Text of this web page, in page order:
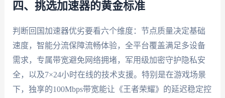
四、挑选加速器的黄金标准
判断回国加速器优劣要看六个维度：节点质量决定基础
速度，智能分流保障流畅体验，全平台覆盖满足多设备
需求，专属带宽避免网络拥堵，军用级加密守护隐私安
全，以及7×24小时在线的技术支援。特别是在游戏场景
下，独享的100Mbps带宽能让《王者荣耀》的延迟稳定控